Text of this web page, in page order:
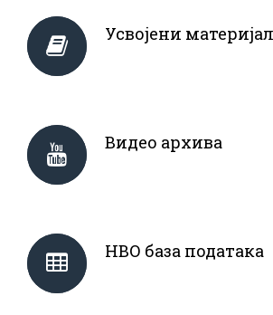
Усвојени
Видео архива
НВО база података